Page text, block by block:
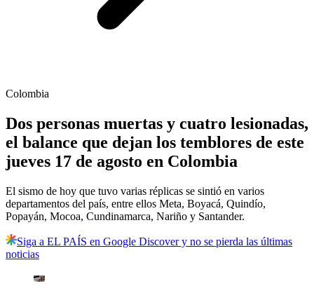
Colombia
Dos personas muertas y cuatro lesionadas,
el balance que dejan los temblores de este
jueves 17 de agosto en Colombia
El sismo de hoy que tuvo varias réplicas se sintió en varios
departamentos del país, entre ellos Meta, Boyacá, Quindío,
Popayán, Mocoa, Cundinamarca, Nariño y Santander.
Siga a EL PAÍS en Google Discover y no se pierda las últimas
noticias